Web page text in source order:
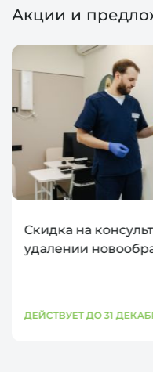
Акции и
Скидка на
удалении
ДЕЙСТВУЕТ ДО 31